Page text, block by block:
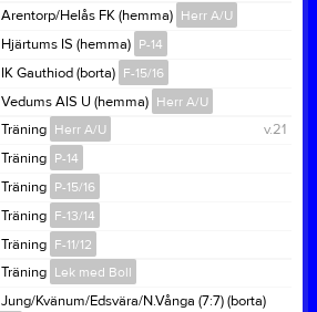
Arentorp/Helås FK (hemma) Herr A/U
Hjärtums IS (hemma) P-14
IK Gauthiod (borta) F-15/16
Vedums AIS U (hemma) Herr A/U
v.21
Träning Herr A/U
Träning P-14
Träning P-15/16
Träning F-13/14
Träning F-11/12
Träning Lek med Boll
Jung/Kvänum/Edsvära/N.Vånga (7:7) (borta)